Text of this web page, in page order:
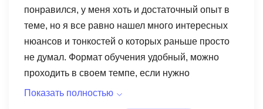
понравился, у меня хоть и достаточный опыт в
теме, но я все равно нашел много интересных
нюансов и тонкостей о которых раньше просто
не думал. Формат обучения удобный, можно
проходить в своем темпе, если нужно
возвращаться к урокам, никто не давит.
Показать полностью